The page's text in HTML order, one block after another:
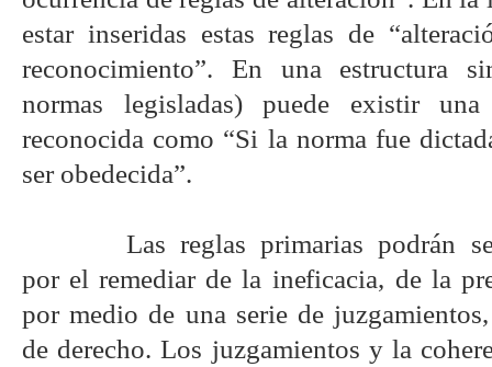
estar inseridas estas reglas de
reconocimiento”. En una estructura
normas legisladas) puede existir
reconocida como “Si la norma fue
ser obedecida”.
Las reglas primarias podrán
por el remediar de la ineficacia, de la
por medio de una serie de
de derecho. Los juzgamientos y la